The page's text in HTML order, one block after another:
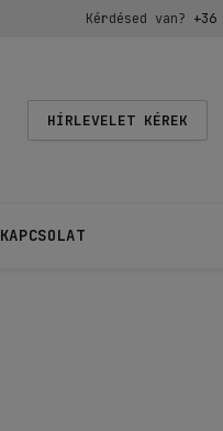
Kérdésed van?
HÍRLEVELET KÉREK
KAPCSOLAT